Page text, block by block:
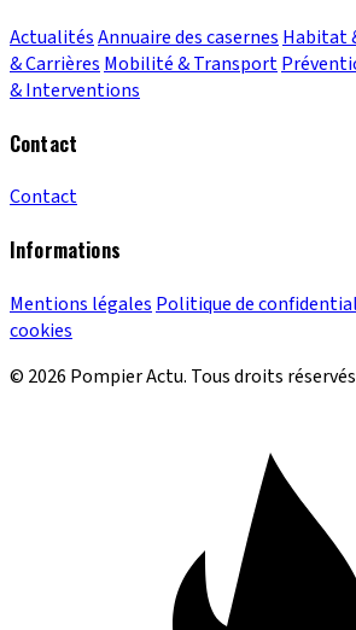
ActualitésAnnuaire des casernes Habitat
& Carrières Mobilité & Transport
& Interventions
Contact
Contact
Informations
Mentions légales Politique de
cookies
© 2026 Pompier Actu. Tous droits